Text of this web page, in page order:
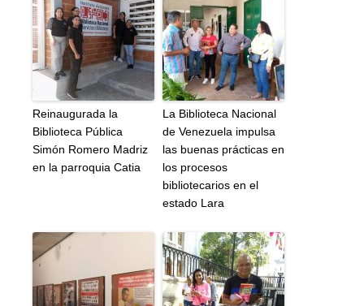
Reinaugurada la
Biblioteca Pública
Simón Romero Madriz
en la parroquia Catia
La Biblioteca Nacional
de Venezuela impulsa
las buenas prácticas en
los procesos
bibliotecarios en el
estado Lara